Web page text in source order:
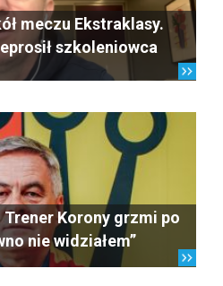
meczu Ekstraklasy.
szkoleniowca
Korony grzmi po
nie widziałem”